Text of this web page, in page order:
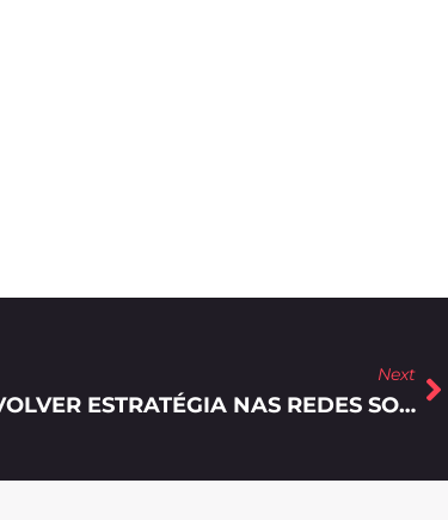
Next
VEJA COMO DESENVOLVER ESTRATÉGIA NAS REDES SOCIAIS EM 5 PASSOS